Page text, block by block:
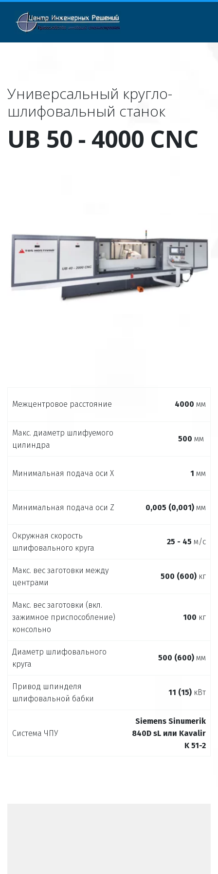
Универсальный кругло-
шлифовальный станок
UB 50 - 4000 CNC
Межцентровое расстояние 4000 мм­
Макс. диаметр шлифуемого
цилиндра
500 мм ­
Минимальная подача оси X 1 мм
Минимальная подача оси Z 0,005 (0,001) мм
Окружная скорость
шлифовального круга
25 - 45 м/с
Макс. вес заготовки между
центрами
500 (600) кг
Макс. вес заготовки (вкл.
зажимное приспособление)
консольно
100 кг
Диаметр шлифовального
круга
500 (600) мм
Привод шпинделя
шлифовальной бабки
11 (15) кВт
Система ЧПУ
Siemens Sinumerik
840D sL или Kavalir
K 51-2